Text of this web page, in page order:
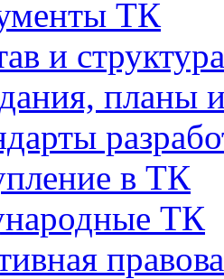
ТК
и
планы
в ТК
ТК